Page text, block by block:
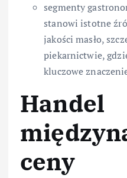
segmenty
stanowi istotne
jakości masło,
piekarnictwie,
kluczowe
Handel
ceny